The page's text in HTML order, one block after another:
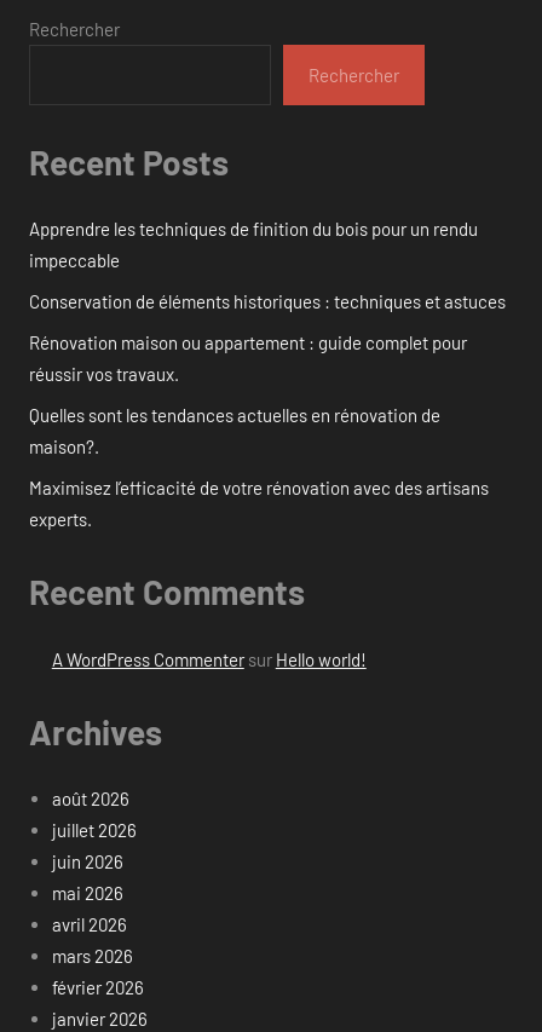
Rechercher
Rechercher
Recent Posts
Apprendre les techniques de finition du bois pour un rendu
impeccable
Conservation de éléments historiques : techniques et astuces
Rénovation maison ou appartement : guide complet pour
réussir vos travaux.
Quelles sont les tendances actuelles en rénovation de
maison?.
Maximisez l’efficacité de votre rénovation avec des artisans
experts.
Recent Comments
A WordPress Commentersur Hello world!
Archives
août 2026
juillet 2026
juin 2026
mai 2026
avril 2026
mars 2026
février 2026
janvier 2026